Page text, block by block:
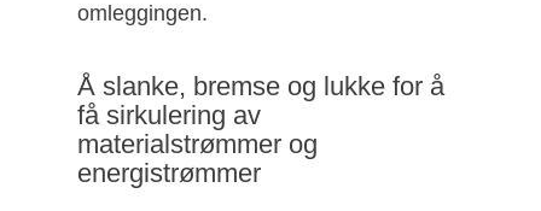
omleggingen.
Å slanke, bremse og lukke for å
få sirkulering av
materialstrømmer og
energistrømmer